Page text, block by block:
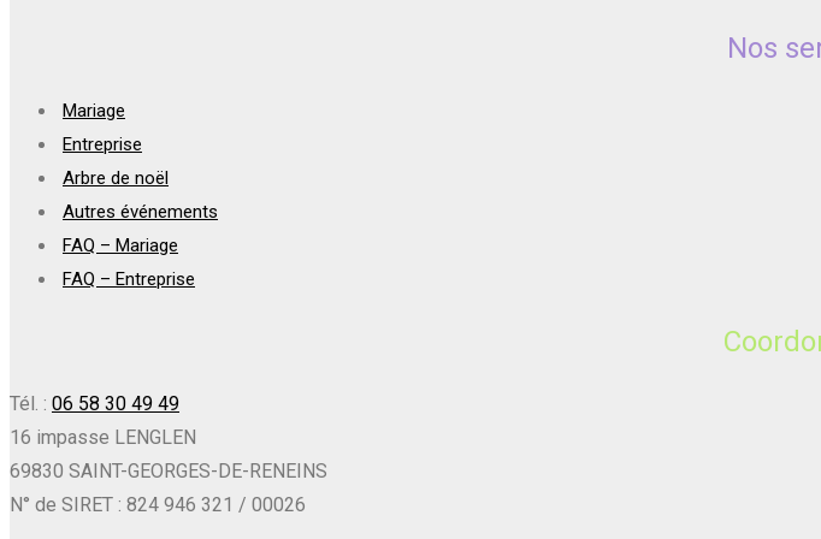
Nos
Mariage
Entreprise
Arbre de noël
Autres événements
FAQ – Mariage
FAQ – Entreprise
Tél. : 06 58 30 49 49
16 impasse LENGLEN
69830 SAINT-GEORGES-DE-RENEINS
N° de SIRET : 824 946 321 / 00026